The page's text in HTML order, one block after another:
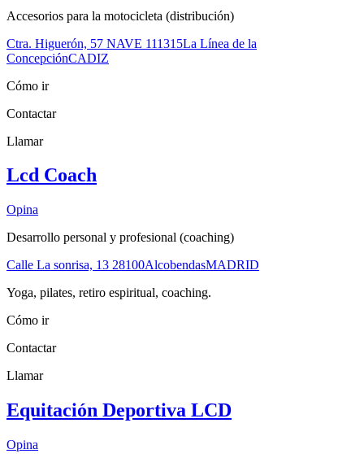
Accesorios para la motocicleta (distribución)
Ctra. Higuerón, 57 NAVE 111315La Línea de la
ConcepciónCADIZ
Cómo ir
Contactar
Llamar
Lcd Coach
Opina
Desarrollo personal y profesional (coaching)
Calle La sonrisa, 13 28100AlcobendasMADRID
Yoga, pilates, retiro espiritual, coaching.
Cómo ir
Contactar
Llamar
Equitación Deportiva LCD
Opina